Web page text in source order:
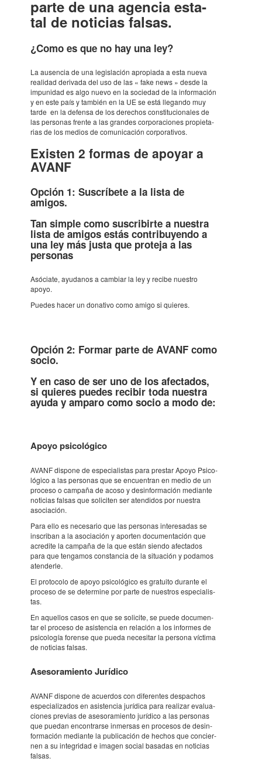
parte de una agen­cia esta­
tal de noti­cias falsas.
¿Como es que no hay una ley?
La ausen­cia de una legis­la­ción apro­pi­ada a esta nueva
reali­dad deri­vada del uso de las « fake news » desde la
impu­ni­dad es algo nuevo en la soci­e­dad de la infor­ma­ción
y en este país y también en la UE se está llegando muy
tarde en la defensa de los dere­chos cons­ti­tu­ci­o­na­les de
las perso­nas frente a las gran­des corpo­ra­ci­o­nes propi­e­ta­
rias de los medios de comu­ni­ca­ción corpo­ra­ti­vos.
Exis­ten 2 formas de apoyar a
AVANF
Opción 1:Suscrí­bete a la lista de
amigos.
Tan simple como suscri­birte a nues­tra
lista de amigos estás contri­buyendo a
una ley más justa que proteja a las
perso­nas
Asóci­ate, ayuda­nos a cambiar la ley y recibe nues­tro
apoyo.
Puedes hacer un dona­tivo como amigo si quie­res.
Opción 2: Formar parte de AVANF como
socio.
Y en caso de ser uno de los afec­ta­dos,
si quie­res puedes reci­bir toda nues­tra
ayuda y amparo como socio a modo de:
Apoyo psico­ló­gico
AVANF dispone de espe­ci­a­lis­tas para pres­tar Apoyo Psico­
ló­gico a las perso­nas que se encu­en­tran en medio de un
proceso o campaña de acoso y desin­for­ma­ción medi­ante
noti­cias falsas que soli­ci­ten ser aten­di­dos por nues­tra
asoci­a­ción.
Para ello es nece­sa­rio que las perso­nas inter­e­sa­das se
inscri­ban a la asoci­a­ción y apor­ten docu­men­ta­ción que
acre­dite la campaña de la que están siendo afec­ta­dos
para que tenga­mos cons­tan­cia de la situ­a­ción y poda­mos
aten­derle.
El proto­colo de apoyo psico­ló­gico es gratuito durante el
proceso de se deter­mine por parte de nues­tros espe­ci­a­lis­
tas.
En aque­llos casos en que se soli­cite, se puede docu­men­
tar el proceso de asis­ten­cia en rela­ción a los infor­mes de
psico­lo­gía forense que pueda nece­si­tar la persona víctima
de noti­cias falsas.
Aseso­ra­mi­ento Jurí­dico
AVANF dispone de acuer­dos con dife­ren­tes despa­chos
espe­ci­a­li­za­dos en asis­ten­cia jurí­dica para reali­zar evalu­a­
ci­o­nes previas de aseso­ra­mi­ento jurí­dico a las perso­nas
que puedan encon­trarse inmer­sas en proce­sos de desin­
for­ma­ción medi­ante la publi­ca­ción de hechos que conci­er­
nen a su inte­gri­dad e imagen social basa­das en noti­cias
falsas.